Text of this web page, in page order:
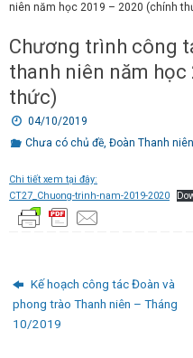
niên năm học 2019 – 2020 (chính
Chương trình công
thanh niên năm học
thức)
04/10/2019
Chưa có chủ đề, Đoàn Thanh niên
Chi tiết xem tại đây:
CT27_Chuong-trinh-nam-2019-2020
Kế hoạch công tác Đoàn và
phong trào Thanh niên – Tháng
10/2019